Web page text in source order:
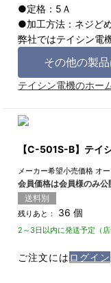
●定格：5Ａ
●加工方法：ネジど
弊社ではテイシン電
その他の製
テイシン電機のホー
【C-501S-B】テイ
メーカー希望小売価格 オ
会員価格は会員様のみ公
送料別
残りあと： 36 個
2～3日以内に発送予定（店
ご注文には ログイン